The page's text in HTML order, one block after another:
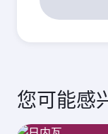
您可能感